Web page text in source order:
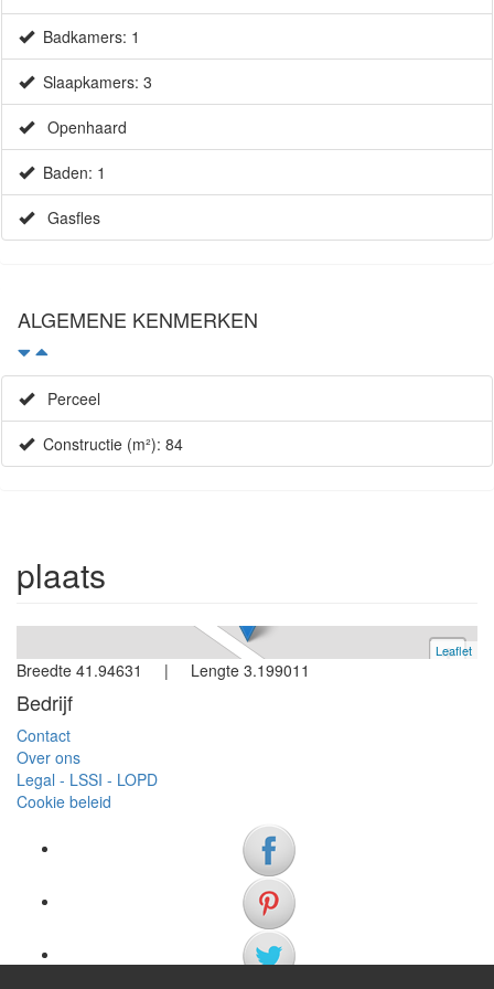
Badkamers: 1
Slaapkamers: 3
Openhaard
Baden: 1
Gasfles
ALGEMENE KENMERKEN
Perceel
Constructie (m²): 84
plaats
Huis
+
Leaflet
Breedte 41.94631 | Lengte 3.199011
Bedrijf
Contact
Over ons
Legal - LSSI - LOPD
Cookie beleid